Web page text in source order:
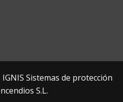
Sistemas de protección
S.L.